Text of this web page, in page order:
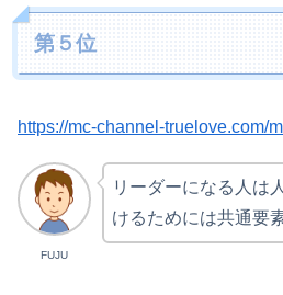
第５位
https://mc-channel-truelove.com/
FUJU
リーダーになる人は
けるためには共通要